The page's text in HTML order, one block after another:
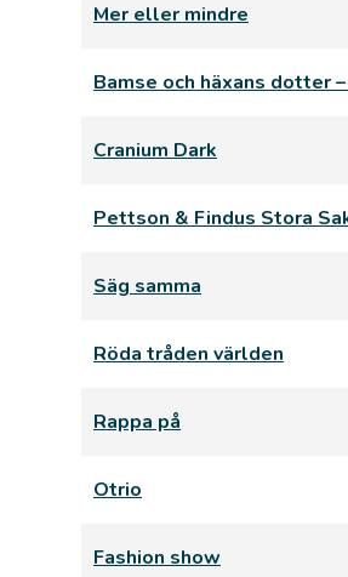
Mer eller mindre
Bamse och häxans dotter
Cranium Dark
Pettson & Findus Stora
Säg samma
Röda tråden världen
Rappa på
Otrio
Fashion show